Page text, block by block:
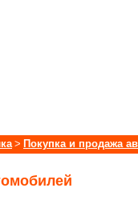
> Покупка и продажа